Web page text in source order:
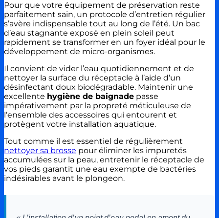
Pour que votre équipement de préservation reste
parfaitement sain, un protocole d’entretien régulier
s’avère indispensable tout au long de l’été. Un bac
d’eau stagnante exposé en plein soleil peut
rapidement se transformer en un foyer idéal pour le
développement de micro-organismes.
Il convient de vider l’eau quotidiennement et de
nettoyer la surface du réceptacle à l’aide d’un
désinfectant doux biodégradable. Maintenir une
excellente hygiène de baignade passe
impérativement par la propreté méticuleuse de
l’ensemble des accessoires qui entourent et
protègent votre installation aquatique.
Tout comme il est essentiel de régulièrement
nettoyer sa brosse pour éliminer les impuretés
accumulées sur la peau, entretenir le réceptacle de
vos pieds garantit une eau exempte de bactéries
indésirables avant le plongeon.